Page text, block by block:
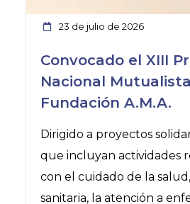
23 de julio de 2026
Convocado el XIII
Nacional
Fundación A.M.A.
Dirigido a proyectos
que incluyan actividades
con el cuidado de la
sanitaria, la atención a